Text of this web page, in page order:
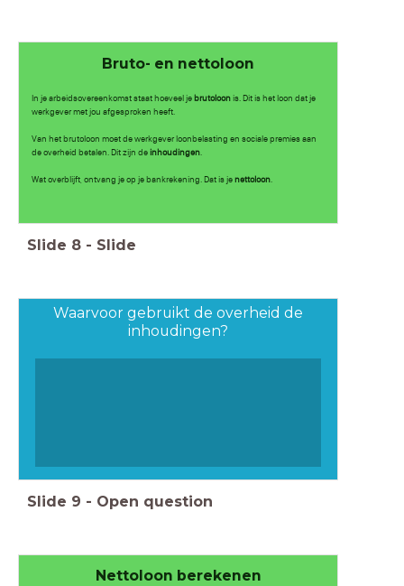
Bruto- en nettoloon
In je arbeidsovereenkomst staat hoeveel je brutoloonis. Dit is het loon dat je
werkgever met jou afgesproken heeft.
Van het brutoloon moet de werkgever loonbelasting en sociale premies aan
de overheid betalen. Dit zijn deinhoudingen.
Wat overblijft, ontvang je op je bankrekening. Dat is jenettoloon.
Slide 8 - Slide
Waarvoor gebruikt de overheid de
inhoudingen?
Slide 9 - Open question
Nettoloon berekenen